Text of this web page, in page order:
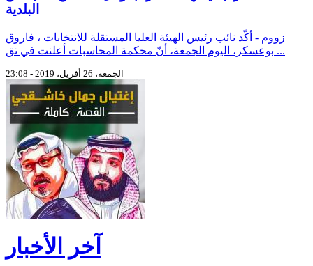
البلدية
زووم - أكّد نائب رئيس الهيئة العليا المستقلة للانتخابات ، فاروق
بوعسكر، اليوم الجمعة، أنّ محكمة المحاسبات أعلنت في تق ...
الجمعة، 26 أفريل، 2019 - 23:08
آخر الأخبار